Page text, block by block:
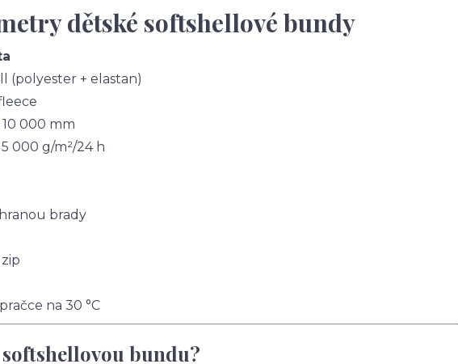
dětské softshellové bundy
(polyester + elastan)
000 mm
000 g/m²/24 h
brady
na 30 °C
bundu?